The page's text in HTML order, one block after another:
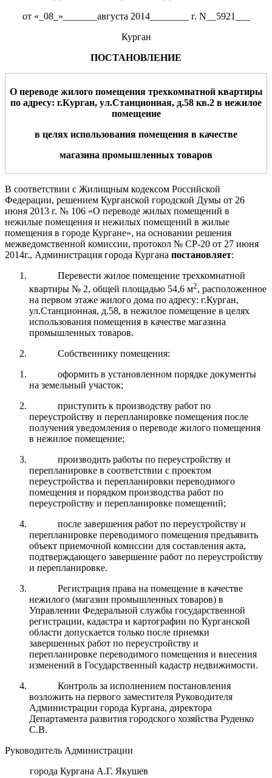
от «_08_»_______августа 2014________ г. N__5921___
Курган
ПОСТАНОВЛЕНИЕ
О переводе жилого помещения трехкомнатной квартиры
по адресу: г.Курган, ул.Станционная, д.58 кв.2 в нежилое
помещение
в целях использования помещения в качестве
магазина промышленных товаров
В соответствии с Жилищным кодексом Российской
Федерации, решением Курганской городской Думы от 26
июня 2013 г. № 106 «О переводе жилых помещений в
нежилые помещения и нежилых помещений в жилые
помещения в городе Кургане», на основании решения
межведомственной комиссии, протокол № СР-20 от 27 июня
2014г., Администрация города Кургана постановляет:
Перевести жилое помещение трехкомнатной
квартиры № 2, общей площадью 54,6 м2, расположенное
на первом этаже жилого дома по адресу: г.Курган,
ул.Станционная, д.58, в нежилое помещение в целях
использования помещения в качестве магазина
промышленных товаров.
Собственнику помещения:
оформить в установленном порядке документы
на земельный участок;
приступить к производству работ по
переустройству и перепланировке помещения после
получения уведомления о переводе жилого помещения
в нежилое помещение;
производить работы по переустройству и
перепланировке в соответствии с проектом
переустройства и перепланировки переводимого
помещения и порядком производства работ по
переустройству и перепланировке помещений;
после завершения работ по переустройству и
перепланировке переводимого помещения предъявить
объект приемочной комиссии для составления акта,
подтверждающего завершение работ по переустройству
и перепланировке.
Регистрация права на помещение в качестве
нежилого (магазин промышленных товаров) в
Управлении Федеральной службы государственной
регистрации, кадастра и картографии по Курганской
области допускается только после приемки
завершенных работ по переустройству и
перепланировке переводимого помещения и внесения
изменений в Государственный кадастр недвижимости.
Контроль за исполнением постановления
возложить на первого заместителя Руководителя
Администрации города Кургана, директора
Департамента развития городского хозяйства Руденко
С.В.
Руководитель Администрации
города Кургана А.Г. Якушев